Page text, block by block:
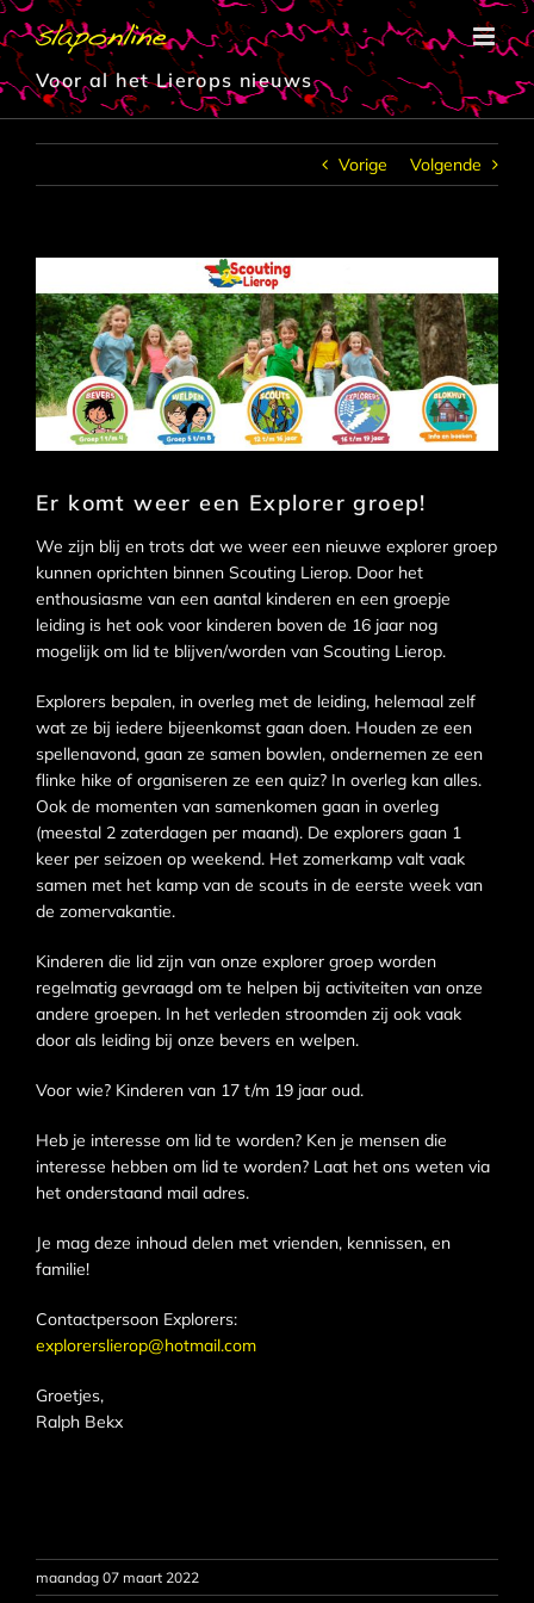
Ga
naar
inhoud
Voor al het Lierops nieuws
Vorige Volgende
Er komt weer een Explorer groep!
We zijn blij en trots dat we weer een nieuwe explorer groep
kunnen oprichten binnen Scouting Lierop. Door het
enthousiasme van een aantal kinderen en een groepje
leiding is het ook voor kinderen boven de 16 jaar nog
mogelijk om lid te blijven/worden van Scouting Lierop.
Explorers bepalen, in overleg met de leiding, helemaal zelf
wat ze bij iedere bijeenkomst gaan doen. Houden ze een
spellenavond, gaan ze samen bowlen, ondernemen ze een
flinke hike of organiseren ze een quiz? In overleg kan alles.
Ook de momenten van samenkomen gaan in overleg
(meestal 2 zaterdagen per maand). De explorers gaan 1
keer per seizoen op weekend. Het zomerkamp valt vaak
samen met het kamp van de scouts in de eerste week van
de zomervakantie.
Kinderen die lid zijn van onze explorer groep worden
regelmatig gevraagd om te helpen bij activiteiten van onze
andere groepen. In het verleden stroomden zij ook vaak
door als leiding bij onze bevers en welpen.
Voor wie? Kinderen van 17 t/m 19 jaar oud.
Heb je interesse om lid te worden? Ken je mensen die
interesse hebben om lid te worden? Laat het ons weten via
het onderstaand mail adres.
Je mag deze inhoud delen met vrienden, kennissen, en
familie!
Contactpersoon Explorers:
explorerslierop@hotmail.com
Groetjes,
Ralph Bekx
maandag 07 maart 2022